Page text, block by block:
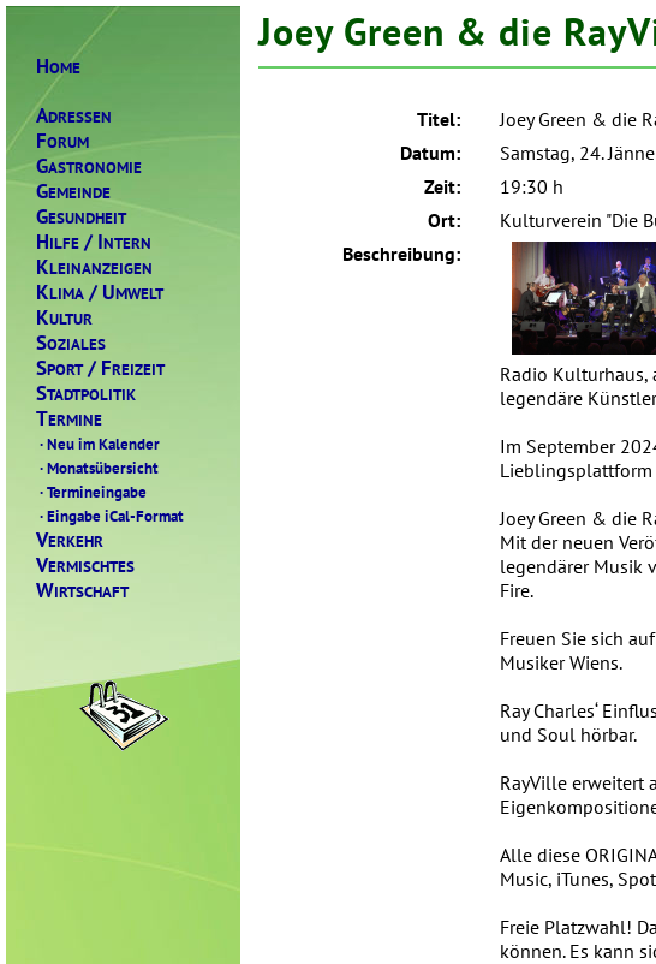
HOME
ADRESSEN
FORUM
GASTRONOMIE
GEMEINDE
GESUNDHEIT
HILFE / INTERN
KLEINANZEIGEN
KLIMA / UMWELT
KULTUR
SOZIALES
SPORT/ FREIZEIT
STADTPOLITIK
TERMINE
·Neu im Kalender
·Monatsübersicht
·Termineingabe
·Eingabe iCal-Format
VERKEHR
VERMISCHTES
WIRTSCHAFT
Joey Green & die
Titel:
Joey Green & die
Datum:
Samstag, 24.
Zeit:
19:30 h
Ort:
Kulturverein "Die
Beschreibung:
Radio Kulturhaus,
legendäre
Im September
Joey Green & die
Mit der neuen
legendärer Musik
Fire.
Freuen Sie sich
Musiker Wiens.
Ray Charles‘
und Soul hörbar.
RayVille erweitert
Alle diese
Music, iTunes,
Freie Platzwahl!
können. Es kann